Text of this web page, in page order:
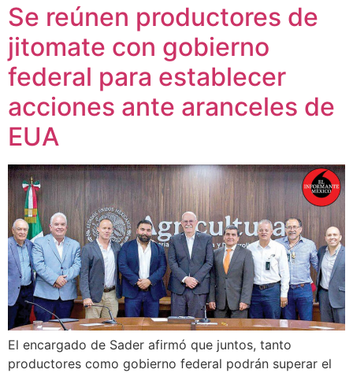
Se reúnen productores de
jitomate con gobierno
federal para establecer
acciones ante aranceles de
EUA
El encargado de Sader afirmó que juntos, tanto
productores como gobierno federal podrán superar el